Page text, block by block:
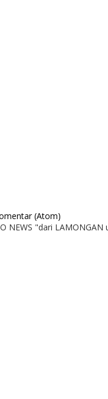
(Atom)
NEWS "dari LAMONGAN